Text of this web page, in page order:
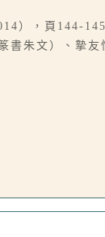
），頁144-145
朱文）、摯友